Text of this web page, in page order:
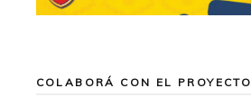
COLABORÁ CON EL PROYECTO